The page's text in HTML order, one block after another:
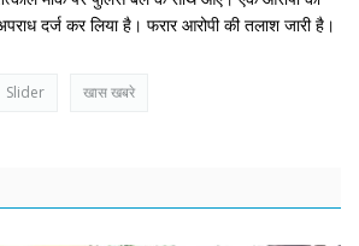
दर्ज कर लिया है। फरार आरोपी की तलाश जारी है।
Slider खास खबरे